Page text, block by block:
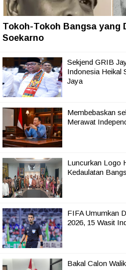
Tokoh-Tokoh Bangsa yang
Soekarno
Sekjend GRIB
Indonesia Heikal
Jaya
Membebaskan
Merawat
Luncurkan Logo
Kedaulatan
FIFA Umumkan
2026, 15 Wasit
Bakal Calon